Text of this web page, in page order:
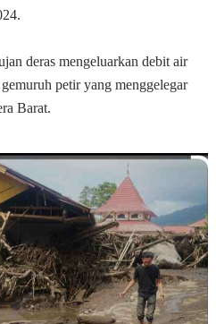
derasmengeluarkan debit air
gemuruh petir yangmenggelegar
Barat.